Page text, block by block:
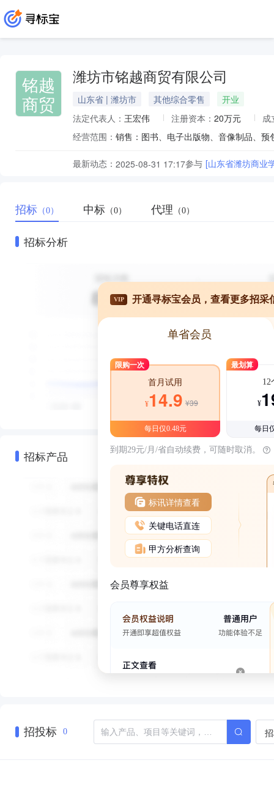
铭越
商贸
潍坊市铭越商贸有限公司
山东省 | 潍坊市 其他综合零售
开业
法定代表人： 王宏伟 注册资本： 20万元
成
经营范围：
最新动态： 2025-08-31 17:17参与 [山东省潍坊商业
招标 （0） 中标 （0） 代理 （0）
招标分析
招标产品
VIP 开通寻标宝会员，查看更多招采
单省会员
限购一次
首月试用
¥14.9 ¥39
每日仅0.48元
最划算
12
¥
每日
到期29元/月/省自动续费，可随时取消。
标讯详情查看
关键电话直连
甲方分析查询
会员尊享权益
招投标 0